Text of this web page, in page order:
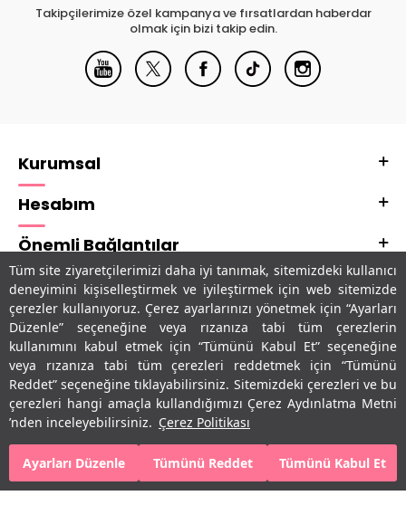
Tüm site ziyaretçilerimizi daha iyi tanımak, sitemizdeki kullanıcı
deneyimini kişiselleştirmek ve iyileştirmek için web sitemizde
çerezler kullanıyoruz. Çerez ayarlarınızı yönetmek için “Ayarları
Düzenle” seçeneğine veya rızanıza tabi tüm çerezlerin
kullanımını kabul etmek için “Tümünü Kabul Et” seçeneğine
veya rızanıza tabi tüm çerezleri reddetmek için “Tümünü
Reddet” seçeneğine tıklayabilirsiniz. Sitemizdeki çerezleri ve bu
çerezleri hangi amaçla kullandığımızı Çerez Aydınlatma Metni
’nden inceleyebilirsiniz. Çerez Politikası
Ayarları Düzenle Tümünü Reddet Tümünü Kabul Et
Takipçilerimize özel kampanya ve fırsatlardan haberdar
olmak için bizi takip edin.
Kurumsal
Hesabım
Önemli Bağlantılar
Adres & İletişim
Uygulamalarımız